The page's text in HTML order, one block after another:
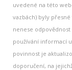
uvedené na této
vazbách) byly
nenese
používání informací
povinnost je
doporučení, na